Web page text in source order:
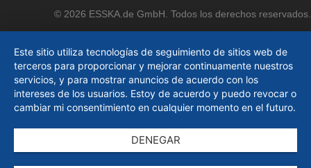
© 2026 ESSKA.de GmbH. Todos los derechos reservados.
Este sitio utiliza tecnologías de seguimiento de sitios web de
terceros para proporcionar y mejorar continuamente nuestros
servicios, y para mostrar anuncios de acuerdo con los
intereses de los usuarios. Estoy de acuerdo y puedo revocar o
cambiar mi consentimiento en cualquier momento en el futuro.
DENEGAR